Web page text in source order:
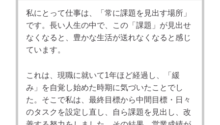
私にとって仕事は、「常に課題を見出す場所」
です。長い人生の中で、この「課題」が見出せ
なくなると、豊かな生活が送れなくなると感じ
ています。
これは、現職に就いて1年ほど経過し、「緩
み」を自覚し始めた時期に気づいたことでし
た。そこで私は、最終目標から中間目標・日々
のタスクを設定し直し、自ら課題を見出し、改